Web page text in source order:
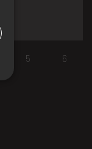
5 6